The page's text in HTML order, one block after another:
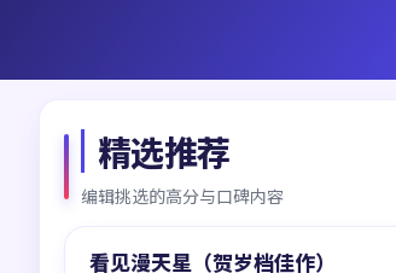
精选推荐
编辑挑选的高分与口碑内容
精选
看见漫天星（贺岁档佳作）